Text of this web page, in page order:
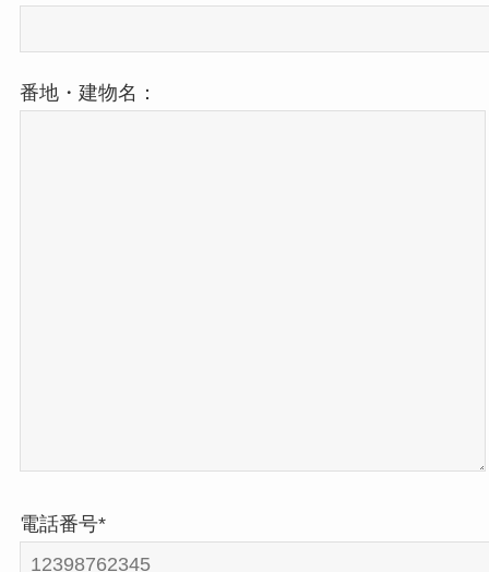
番地・建物名：
電話番号*